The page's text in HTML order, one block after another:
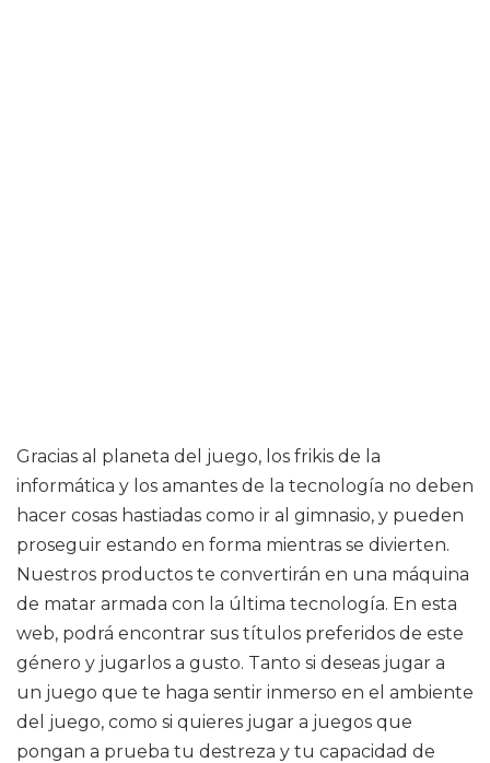
Gracias al planeta del juego, los frikis de la
informática y los amantes de la tecnología no deben
hacer cosas hastiadas como ir al gimnasio, y pueden
proseguir estando en forma mientras se divierten.
Nuestros productos te convertirán en una máquina
de matar armada con la última tecnología. En esta
web, podrá encontrar sus títulos preferidos de este
género y jugarlos a gusto. Tanto si deseas jugar a
un juego que te haga sentir inmerso en el ambiente
del juego, como si quieres jugar a juegos que
pongan a prueba tu destreza y tu capacidad de